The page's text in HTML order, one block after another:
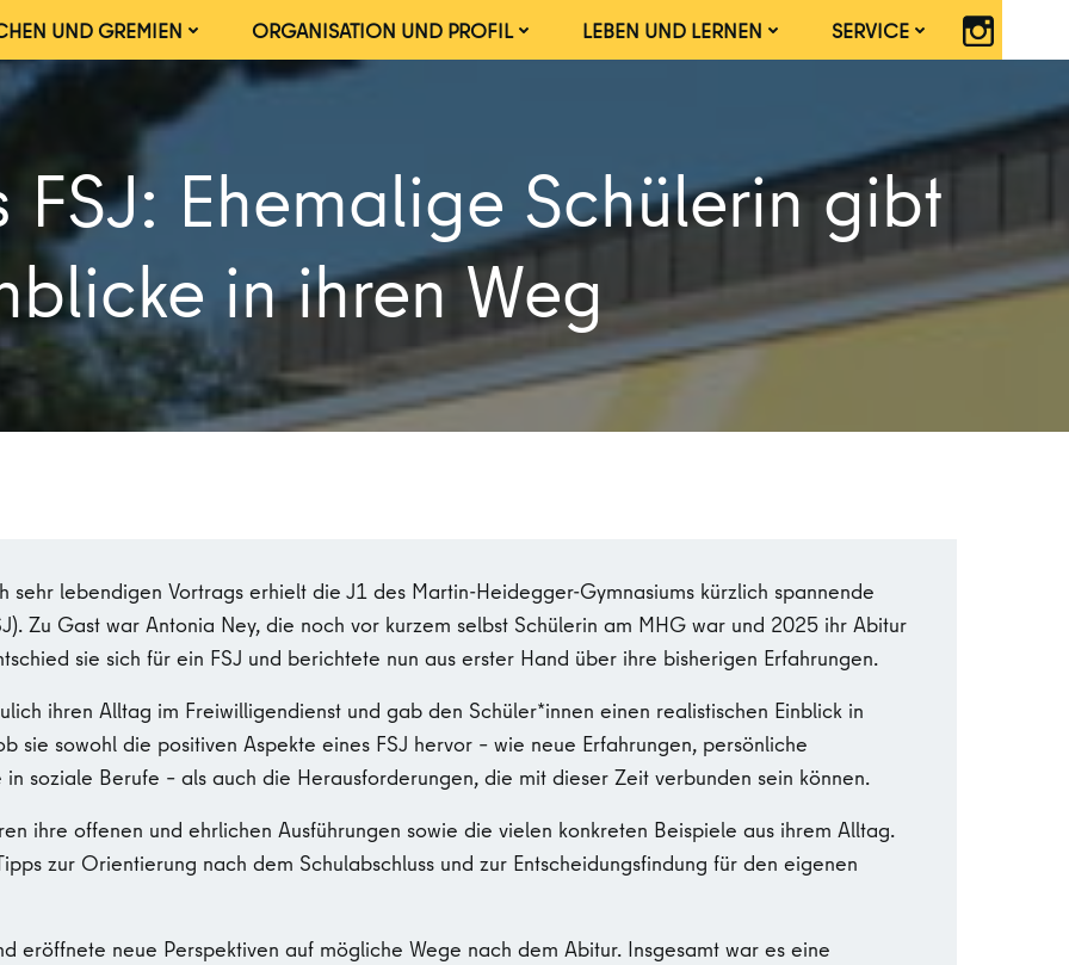
UND GREMIEN ORGANISATION UND PROFIL LEBEN UND LERNEN SERVICE
FSJ: Ehemalige Schülerin gibt
in ihren Weg
sehr lebendigen Vortrags erhielt die J1 des Martin-Heidegger-Gymnasiums kürzlich spannende
Zu Gast war Antonia Ney, die noch vor kurzem selbst Schülerin am MHG war und 2025 ihr Abitur
sie sich für ein FSJ und berichtete nun aus erster Hand über ihre bisherigen Erfahrungen.
ihren Alltag im Freiwilligendienst und gab den Schüler*innen einen realistischen Einblick in
sie sowohl die positiven Aspekte eines FSJ hervor – wie neue Erfahrungen, persönliche
soziale Berufe – als auch die Herausforderungen, die mit dieser Zeit verbunden sein können.
ihre offenen und ehrlichen Ausführungen sowie die vielen konkreten Beispiele aus ihrem Alltag.
zur Orientierung nach dem Schulabschluss und zur Entscheidungsfindung für den eigenen
eröffnete neue Perspektiven auf mögliche Wege nach dem Abitur. Insgesamt war es eine